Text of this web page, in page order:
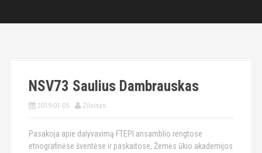
NSV73 Saulius Dambrauskas
2019-01-05 Zilvinas
Pasakoja apie dalyvavimą FTEPI ansamblio rengtose
etnografinėse šventėse ir paskaitose, Žemės ūkio akademijos